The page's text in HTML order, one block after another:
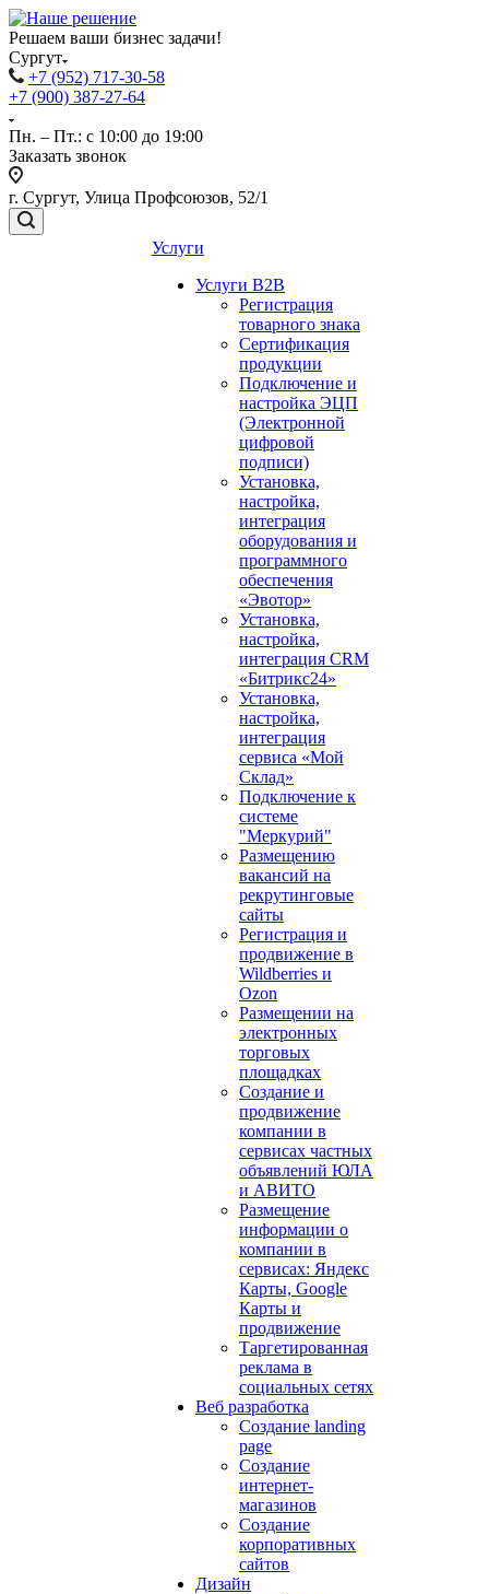
Решаем ваши бизнес задачи!
Сургут
+7 (952) 717-30-58
+7 (900) 387-27-64
Пн. – Пт.: с 10:00 до 19:00
Заказать звонок
г. Сургут, Улица Профсоюзов, 52/1
Услуги
Услуги B2B
Регистрация
товарного знака
Сертификация
продукции
Подключение и
настройка ЭЦП
(Электронной
цифровой
подписи)
Установка,
настройка,
интеграция
оборудования и
программного
обеспечения
«Эвотор»
Установка,
настройка,
интеграция CRM
«Битрикс24»
Установка,
настройка,
интеграция
сервиса «Мой
Склад»
Подключение к
системе
"Меркурий"
Размещению
вакансий на
рекрутинговые
сайты
Регистрация и
продвижение в
Wildberries и
Ozon
Размещении на
электронных
торговых
площадках
Создание и
продвижение
компании в
сервисах частных
объявлений ЮЛА
и АВИТО
Размещение
информации о
компании в
сервисах: Яндекс
Карты, Google
Карты и
продвижение
Таргетированная
реклама в
социальных сетях
Веб разработка
Создание landing
page
Создание
интернет-
магазинов
Создание
корпоративных
сайтов
Дизайн